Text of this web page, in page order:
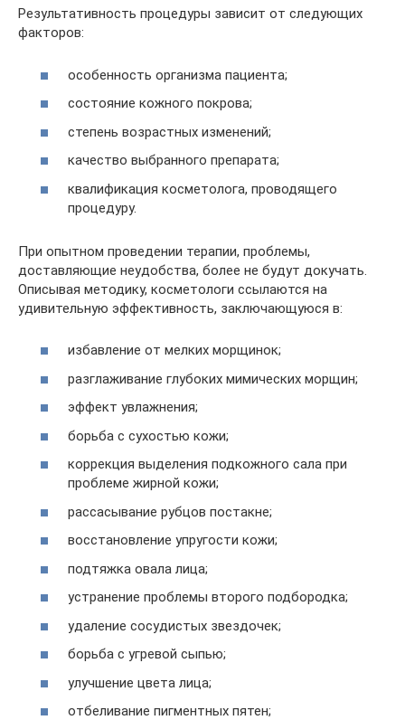
Результативность процедуры зависит от следующих
факторов:
особенность организма пациента;
состояние кожного покрова;
степень возрастных изменений;
качество выбранного препарата;
квалификация косметолога, проводящего
процедуру.
При опытном проведении терапии, проблемы,
доставляющие неудобства, более не будут докучать.
Описывая методику, косметологи ссылаются на
удивительную эффективность, заключающуюся в:
избавление от мелких морщинок;
разглаживание глубоких мимических морщин;
эффект увлажнения;
борьба с сухостью кожи;
коррекция выделения подкожного сала при
проблеме жирной кожи;
рассасывание рубцов постакне;
восстановление упругости кожи;
подтяжка овала лица;
устранение проблемы второго подбородка;
удаление сосудистых звездочек;
борьба с угревой сыпью;
улучшение цвета лица;
отбеливание пигментных пятен;